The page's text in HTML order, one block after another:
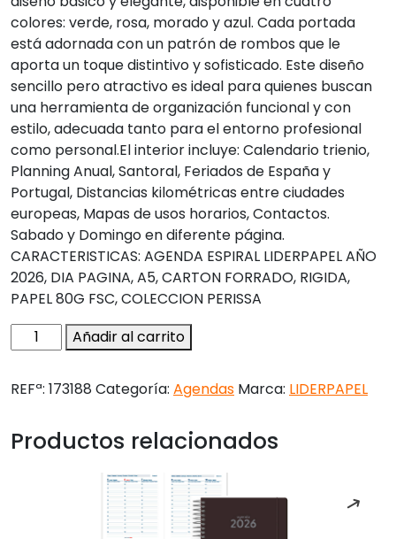
colores: verde, rosa, morado y azul. Cada portada
está adornada con un patrón de rombos que le
aporta un toque distintivo y sofisticado. Este diseño
sencillo pero atractivo es ideal para quienes buscan
una herramienta de organización funcional y con
estilo, adecuada tanto para el entorno profesional
como personal.El interior incluye: Calendario trienio,
Planning Anual, Santoral, Feriados de España y
Portugal, Distancias kilométricas entre ciudades
europeas, Mapas de usos horarios, Contactos.
Sabado y Domingo en diferente página.
CARACTERISTICAS: AGENDA ESPIRAL LIDERPAPEL AÑO
2026, DIA PAGINA, A5, CARTON FORRADO, RIGIDA,
PAPEL 80G FSC, COLECCION PERISSA
Agenda
espiral
perissa
2026
Añadir al carrito
REFª: 173188 Categoría: Agendas Marca: LIDERPAPEL
Productos relacionados